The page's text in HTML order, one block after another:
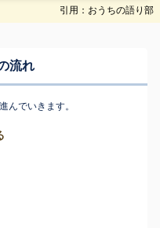
引用：おうちの語り部
流れ
んでいきます。